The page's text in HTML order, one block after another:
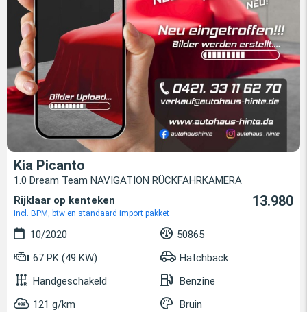
Kia Picanto
1.0 Dream Team NAVIGATION RÜCKFAHRKAMERA
Rijklaar op kenteken
incl. BPM, btw en standaard import pakket
13.980
10/2020
50865
67 PK (49 KW)
Hatchback
Handgeschakeld
Benzine
121 g/km
Bruin